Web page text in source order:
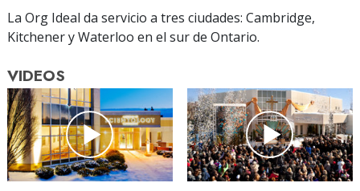
La Org Ideal da servicio a tres ciudades: Cambridge,
Kitchener y Waterloo en el sur de Ontario.
VIDEOS